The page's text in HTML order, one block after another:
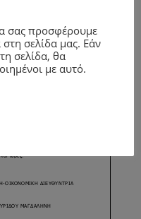
σας προσφέρουμε
σελίδα μας. Εάν
σελίδα, θα
με αυτό.